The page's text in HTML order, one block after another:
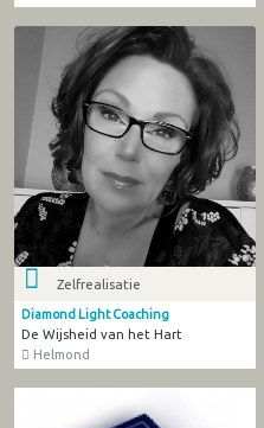
Zelfrealisatie
Diamond Light Coaching
De Wijsheid van het Hart
Helmond